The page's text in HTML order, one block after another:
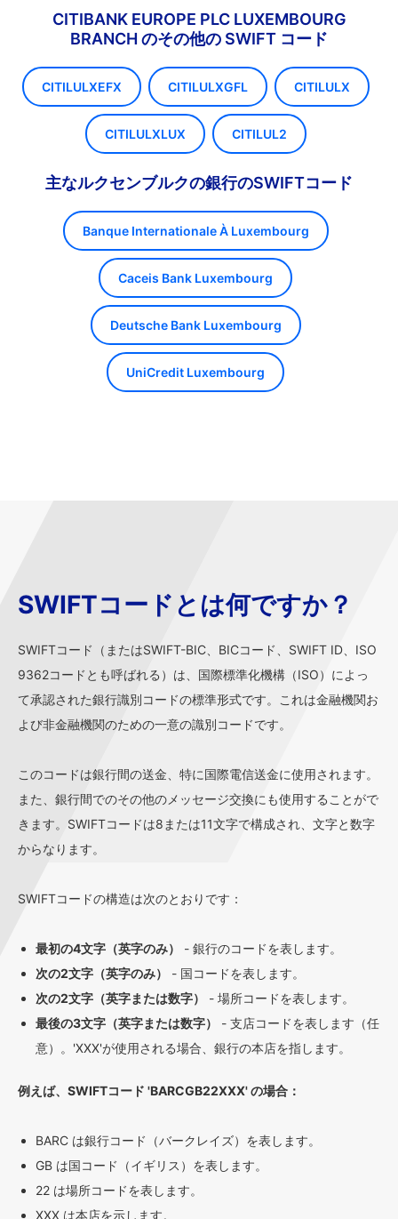
CITIBANK EUROPE PLC LUXEMBOURG
BRANCH のその他の SWIFT コード
CITILULXEFX CITILULXGFL CITILULX
CITILULXLUX CITILUL2
主なルクセンブルクの銀行のSWIFTコード
Banque Internationale À Luxembourg
Caceis Bank Luxembourg
Deutsche Bank Luxembourg
UniCredit Luxembourg
SWIFTコードとは何ですか？
SWIFTコード（またはSWIFT-BIC、BICコード、SWIFT ID、ISO
9362コードとも呼ばれる）は、国際標準化機構（ISO）によっ
て承認された銀行識別コードの標準形式です。これは金融機関お
よび非金融機関のための一意の識別コードです。
このコードは銀行間の送金、特に国際電信送金に使用されます。
また、銀行間でのその他のメッセージ交換にも使用することがで
きます。SWIFTコードは8または11文字で構成され、文字と数字
からなります。
SWIFTコードの構造は次のとおりです：
最初の4文字（英字のみ）
- 銀行のコードを表します。
次の2文字（英字のみ）
- 国コードを表します。
次の2文字（英字または数字）
- 場所コードを表します。
最後の3文字（英字または数字）
- 支店コードを表します（任
意）。'XXX'が使用される場合、銀行の本店を指します。
例えば、SWIFTコード 'BARCGB22XXX' の場合：
BARC は銀行コード（バークレイズ）を表します。
GB は国コード（イギリス）を表します。
22 は場所コードを表します。
XXX は本店を示します。